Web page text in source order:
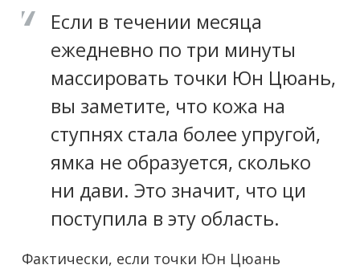
Если в течении месяца
ежедневно по три минуты
массировать точки Юн Цюань,
вы заметите, что кожа на
ступнях стала более упругой,
ямка не образуется, сколько
ни дави. Это значит, что ци
поступила в эту область.
Фактически, если точки Юн Цюань